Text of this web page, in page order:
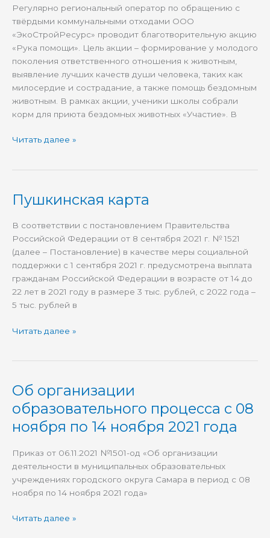
Регулярно региональный оператор по обращению с
твёрдыми коммунальными отходами ООО
«ЭкоСтройРесурс» проводит благотворительную акцию
«Рука помощи». Цель акции – формирование у молодого
поколения ответственного отношения к животным,
выявление лучших качеств души человека, таких как
милосердие и сострадание, а также помощь бездомным
животным. В рамках акции, ученики школы собрали
корм для приюта бездомных животных «Участие». В
в
акции
«Рука
помощи»
Читать далее »
Пушкинская карта
В соответствии с постановлением Правительства
Российской Федерации от 8 сентября 2021 г. № 1521
(далее – Постановление) в качестве меры социальной
поддержки с 1 сентября 2021 г. предусмотрена выплата
гражданам Российской Федерации в возрасте от 14 до
22 лет в 2021 году в размере 3 тыс. рублей, с 2022 года –
5 тыс. рублей в
Пушкинская
карта
Читать далее »
Об организации
образовательного процесса с 08
ноября по 14 ноября 2021 года
Приказ от 06.11.2021 №1501-од «Об организации
деятельности в муниципальных образовательных
учреждениях городского округа Самара в период с 08
ноября по 14 ноября 2021 года»
Об
организации
образовательного
процесса
08
ноября
по
14
2021
Читать далее »